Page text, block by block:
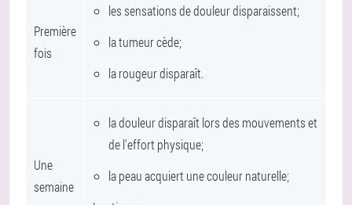
Première
fois
les sensations de douleur disparaissent;
la tumeur cède;
la rougeur disparaît.
Une
semaine
la douleur disparaît lors des mouvements et
de l'effort physique;
la peau acquiert une couleur naturelle;